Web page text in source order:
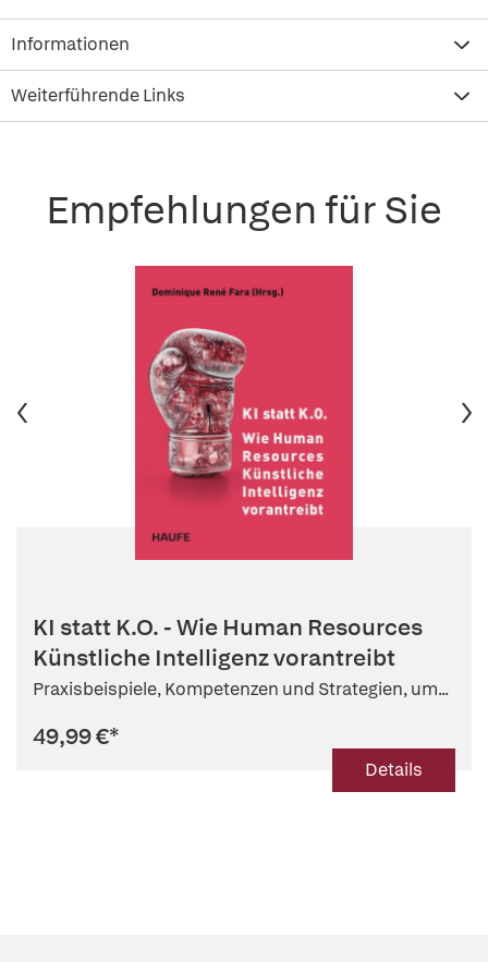
Informationen
Weiterführende Links
Empfehlungen für Sie
KI statt K.O. - Wie Human Resources
Künstliche Intelligenz vorantreibt
Praxisbeispiele, Kompetenzen und Strategien, um...
49,99 €*
Details